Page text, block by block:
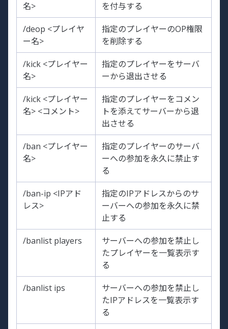
名>
を付与する
/deop <プレイヤ
ー名>
指定のプレイヤーのOP権限
を削除する
/kick <プレイヤー
名>
指定のプレイヤーをサーバ
ーから退出させる
/kick <プレイヤー
名> <コメント>
指定のプレイヤーをコメン
トを添えてサーバーから退
出させる
/ban <プレイヤー
名>
指定のプレイヤーのサーバ
ーへの参加を永久に禁止す
る
/ban-ip <IPアド
レス>
指定のIPアドレスからのサ
ーバーへの参加を永久に禁
止する
/banlist players
サーバーへの参加を禁止し
たプレイヤーを一覧表示す
る
/banlist ips
サーバーへの参加を禁止し
たIPアドレスを一覧表示す
る